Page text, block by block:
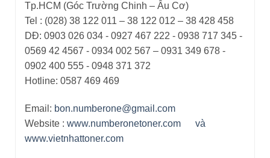
Tp.HCM (Góc Trường Chinh – Âu Cơ)
Tel : (028) 38 122 011 – 38 122 012 – 38 428 458
DĐ: 0903 026 034 - 0927 467 222 - 0938 717 345 -
0569 42 4567 - 0934 002 567 – 0931 349 678 -
0902 400 555 - 0948 371 372
Hotline: 0587 469 469
Email: bon.numberone@gmail.com
Website : www.numberonetoner.com và
www.vietnhattoner.com